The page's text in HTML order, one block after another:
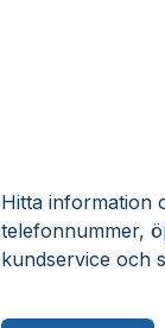
Hitta information
telefonnummer,
kundservice och